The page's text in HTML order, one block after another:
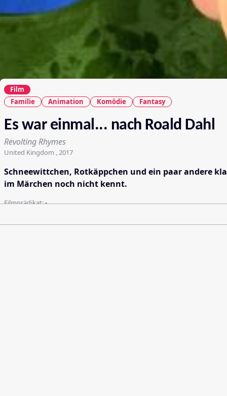
Film
Familie
Animation Komödie Fantasy
Es war einmal... nach Roald Dahl
Revolting Rhymes
United Kingdom , 2017
Schneewittchen, Rotkäppchen und ein paar andere
im Märchen noch nicht kennt.
Filmprädikat:-